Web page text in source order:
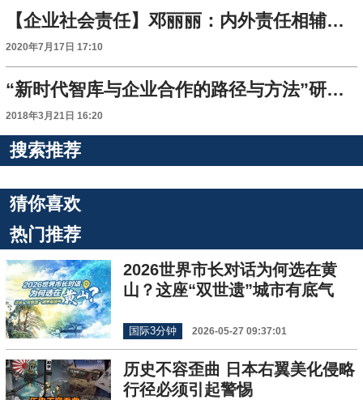
【企业社会责任】邓丽丽：内外责任相辅相成 助推中国游戏业持续高品质发展
2020年7月17日 17:10
“新时代智库与企业合作的路径与方法”研讨会即将举行
2018年3月21日 16:20
搜索推荐
猜你喜欢
热门推荐
2026世界市长对话为何选在黄
山？这座“双世遗”城市有底气
国际3分钟 2026-05-27 09:37:01
历史不容歪曲 日本右翼美化侵略
行径必须引起警惕